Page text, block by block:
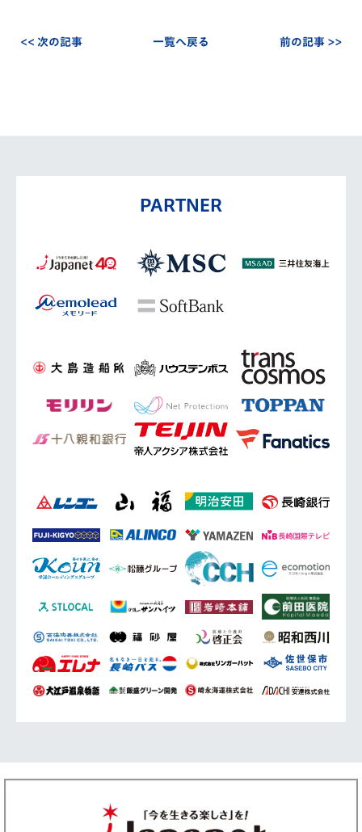
<< 次の記事 一覧へ戻る 前の記事 >>
PARTNER